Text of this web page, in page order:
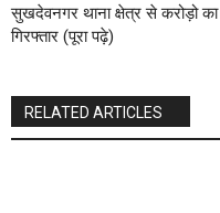
सुखदेवनगर थाना क्षेत्र से करोड़ो
गिरफ्तार (पूरा पढ़े)
RELATED ARTICLES